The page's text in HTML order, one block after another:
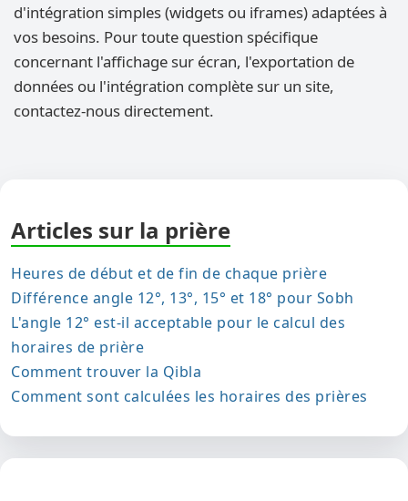
d'intégration simples (widgets ou iframes) adaptées à
vos besoins. Pour toute question spécifique
concernant l'affichage sur écran, l'exportation de
données ou l'intégration complète sur un site,
contactez-nous directement.
Articles sur la prière
Heures de début et de fin de chaque prière
Différence angle 12°, 13°, 15° et 18° pour Sobh
L'angle 12° est-il acceptable pour le calcul des
horaires de prière
Comment trouver la Qibla
Comment sont calculées les horaires des prières